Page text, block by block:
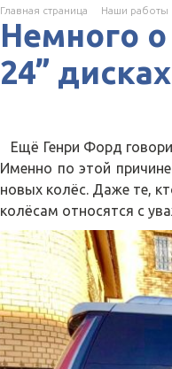
Главная страница Наши работы
Немного
24”
Ещё Генри Форд
Именно по этой
новых колёс. Даже те,
колёсам относятся с